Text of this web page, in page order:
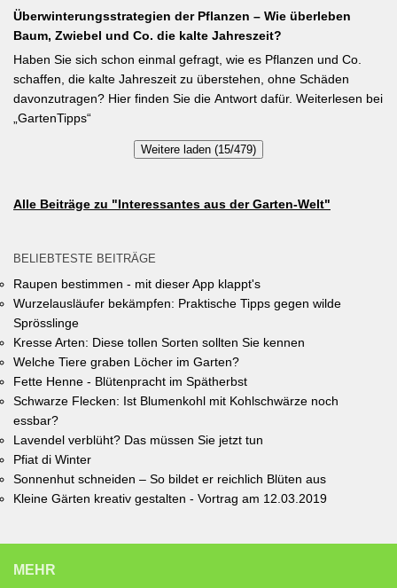
der Luft binden – Vorfrucht-Wirkung für das nächste Gartenjahr.
Verbesserung des Ortsklimas zu leisten. Warum? Entsiegelte
Flächen helfen… Hitze zu reduzieren Regenwasser besser zu
speichern und das Wohnumfeld insgesamt lebenswerter zu
gestalten. Insgesamt drei Gärten werden prämiert. Insgesamt drei
gleichwertige Sieger werden durch eine Expertenjury, bestehend
aus Vertretern der Gemeinde Unterhaching sowie des
gewinnen gibt es jeweils einen Gutschein von Pflanzen-Kölle
das Anmeldeformular siehe auf den Seiten der Gemeinde
Überwinterungsstrategien der Pflanzen – Wie überleben
Baum, Zwiebel und Co. die kalte Jahreszeit?
Haben Sie sich schon einmal gefragt, wie es Pflanzen und Co.
schaffen, die kalte Jahreszeit zu überstehen, ohne Schäden
davonzutragen? Hier finden Sie die Antwort dafür. Weiterlesen bei
„GartenTipps“
Weitere laden (15/479)
Alle Beiträge zu "Interessantes aus der Garten-Welt"
BELIEBTESTE BEITRÄGE
Raupen bestimmen - mit dieser App klappt's
Wurzelausläufer bekämpfen: Praktische Tipps gegen wilde
Sprösslinge
Kresse Arten: Diese tollen Sorten sollten Sie kennen
Welche Tiere graben Löcher im Garten?
Fette Henne - Blütenpracht im Spätherbst
Schwarze Flecken: Ist Blumenkohl mit Kohlschwärze noch
essbar?
Lavendel verblüht? Das müssen Sie jetzt tun
Pfiat di Winter
Sonnenhut schneiden – So bildet er reichlich Blüten aus
Kleine Gärten kreativ gestalten - Vortrag am 12.03.2019
MEHR